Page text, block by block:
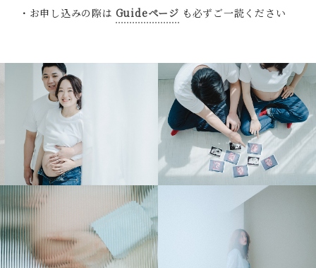
・お申し込みの際は Guideページ も必ずご一読ください